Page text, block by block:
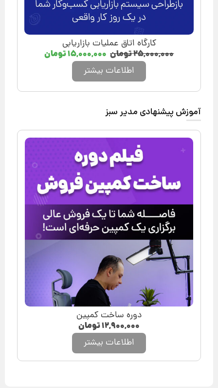
کارگاه اتاق عملیات بازاریابی
۲۵,۰۰۰,۰۰۰تومان ۱۵,۰۰۰,۰۰۰تومان
اطلاعات بیشتر
آموزش پیشنهادی مدیر سبز
دوره ساخت کمپین
۱۲,۹۰۰,۰۰۰تومان
اطلاعات بیشتر